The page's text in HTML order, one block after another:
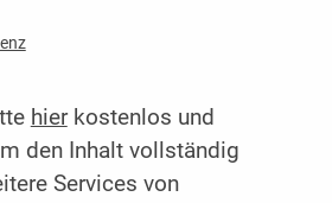
hierkostenlos und
den Inhalt vollständig
Services von